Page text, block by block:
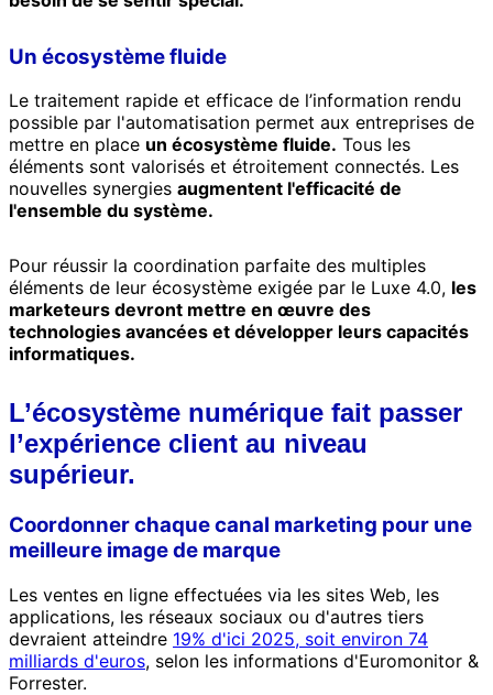
Un écosystème fluide
Le traitement rapide et efficace de l’information rendu
possible par l'automatisation permet aux entreprises de
mettre en place un écosystème fluide. Tous les
éléments sont valorisés et étroitement connectés. Les
nouvelles synergies augmentent l'efficacité de
l'ensemble du système.
Pour réussir la coordination parfaite des multiples
éléments de leur écosystème exigée par le Luxe 4.0, les
marketeurs devront mettre en œuvre des
technologies avancées et développer leurs capacités
informatiques.
L’écosystème numérique fait passer
l’expérience client au niveau
supérieur.
Coordonner chaque canal marketing pour une
meilleure image de marque
Les ventes en ligne effectuées via les sites Web, les
applications, les réseaux sociaux ou d'autres tiers
devraient atteindre 19% d'ici 2025, soit environ 74
milliards d'euros, selon les informations d'Euromonitor &
Forrester.